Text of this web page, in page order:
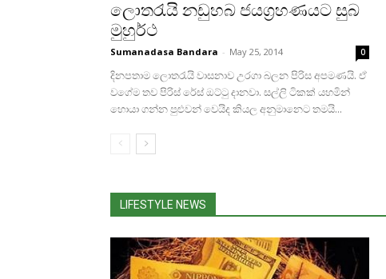
ලොතරැයි නඩුහබ ජයග්‍රහණයට සුබ
මුහුර්ථ
Sumanadasa Bandara - May 25, 2014 0
දිනපතාම ලොතරැයි වාසනාව උරගා බලන පිරිස අපමණයි. ඒ
වගේම තව පිරිස්‌ රේස්‌ ඔට්‌ටු දානවා. සල්ලි ටිකක්‌ යහමින්
හොයා ගන්න පුළුවන් වෙයිද කියල අනුමානෙට තමයි...
LIFESTYLE NEWS